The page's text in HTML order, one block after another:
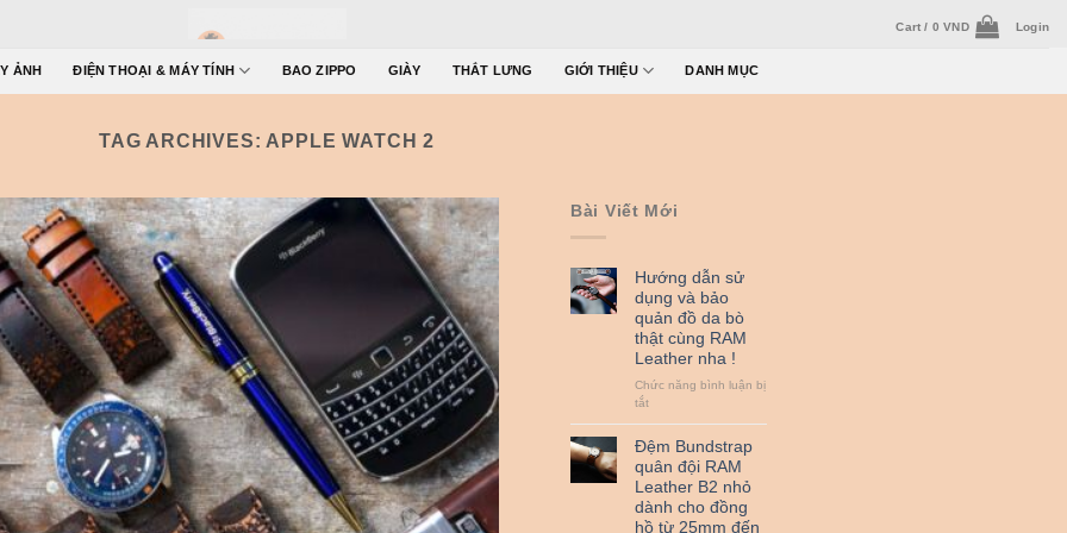
Cart / 0VND Login
ẢNH ĐIỆN THOẠI & MÁY TÍNH BAO ZIPPO GIÀY THẮT LƯNG GIỚI THIỆU DANH MỤC
TAG ARCHIVES: APPLE WATCH 2
Bài Viết Mới
Hướng dẫn sử
dụng và bảo
quản đồ da bò
thật cùng RAM
Leather nha !
Chức năng bình luận bị
tắtở
sử
dụng
và
bảo
quản
Đệm Bundstrap
quân đội RAM
Leather B2 nhỏ
dành cho đồng
hồ từ 25mm đến